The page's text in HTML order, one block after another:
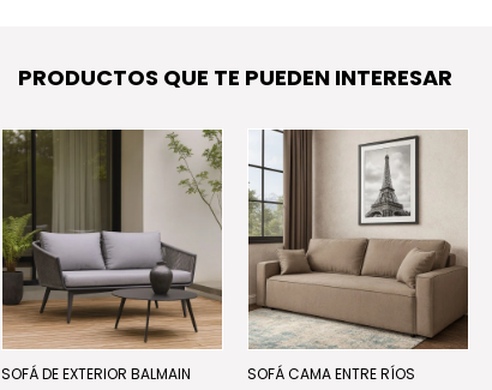
PRODUCTOS QUE TE PUEDEN INTERESAR
SOFÁ DE EXTERIOR BALMAIN SOFÁ CAMA ENTRE RÍOS